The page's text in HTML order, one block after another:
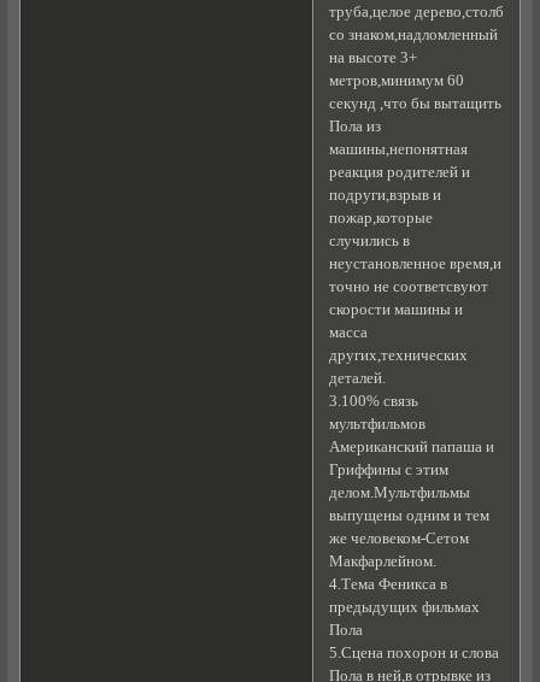
труба,целое дерево,столб
со знаком,надломленный
на высоте 3+
метров,минимум 60
секунд ,что бы вытащить
Пола из
машины,непонятная
реакция родителей и
подруги,взрыв и
пожар,которые
случились в
неустановленное время,и
точно не соответсвуют
скорости машины и
масса
других,технических
деталей.
3.100% связь
мультфильмов
Американский папаша и
Гриффины с этим
делом.Мультфильмы
выпущены одним и тем
же человеком-Сетом
Макфарлейном.
4.Тема Феникса в
предыдущих фильмах
Пола
5.Сцена похорон и слова
Пола в ней,в отрывке из